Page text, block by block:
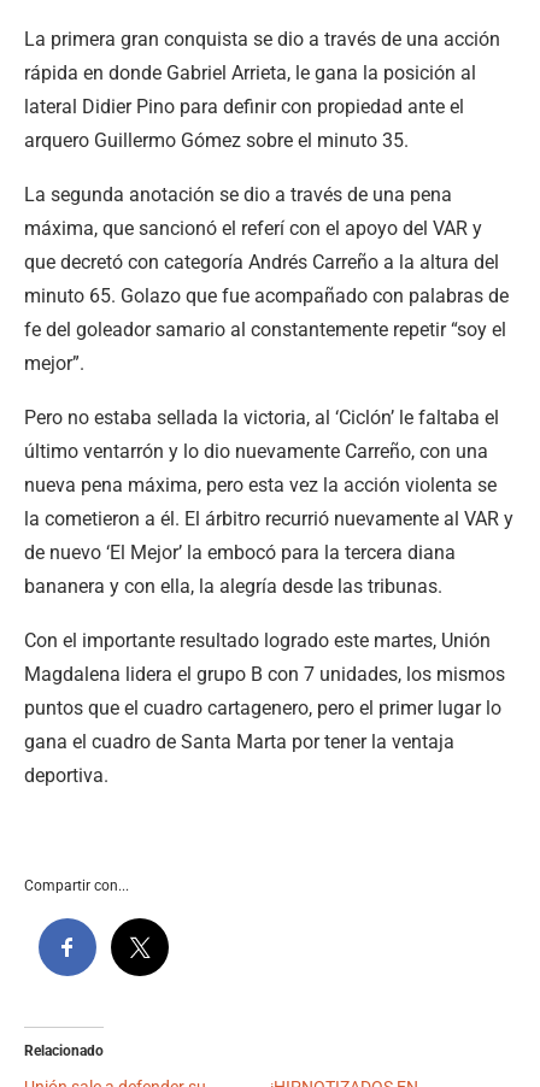
La primera gran conquista se dio a través de una acción
rápida en donde Gabriel Arrieta, le gana la posición al
lateral Didier Pino para definir con propiedad ante el
arquero Guillermo Gómez sobre el minuto 35.
La segunda anotación se dio a través de una pena
máxima, que sancionó el referí con el apoyo del VAR y
que decretó con categoría Andrés Carreño a la altura del
minuto 65. Golazo que fue acompañado con palabras de
fe del goleador samario al constantemente repetir “soy el
mejor”.
Pero no estaba sellada la victoria, al ‘Ciclón’ le faltaba el
último ventarrón y lo dio nuevamente Carreño, con una
nueva pena máxima, pero esta vez la acción violenta se
la cometieron a él. El árbitro recurrió nuevamente al VAR y
de nuevo ‘El Mejor’ la embocó para la tercera diana
bananera y con ella, la alegría desde las tribunas.
Con el importante resultado logrado este martes, Unión
Magdalena lidera el grupo B con 7 unidades, los mismos
puntos que el cuadro cartagenero, pero el primer lugar lo
gana el cuadro de Santa Marta por tener la ventaja
deportiva.
Compartir con...
Relacionado